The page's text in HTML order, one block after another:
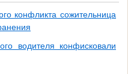
конфликта сожительница
водителя конфисковали